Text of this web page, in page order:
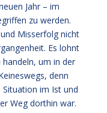
Jahr – im
zu werden.
Misserfolg nicht
Es lohnt
um in der
denn
im Ist und
Weg dorthin war.